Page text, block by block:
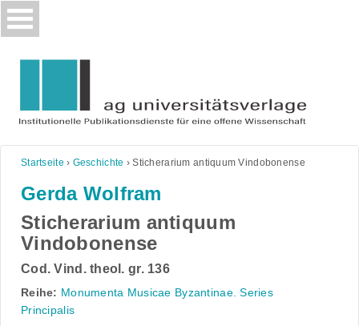
Skip
to
Startseite › Geschichte ›Sticherarium antiquum Vindobonense
Gerda Wolfram
Sticherarium antiquum
Vindobonense
Cod. Vind. theol. gr. 136
Reihe: Monumenta Musicae Byzantinae. Series
Principalis